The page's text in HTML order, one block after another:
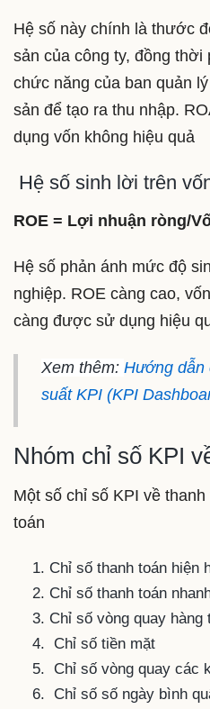
Hệ số này chính là thước
sản của công ty, đồng thời
chức năng của ban quản
sản để tạo ra thu nhập.
dụng vốn không hiệu quả
Hệ số sinh lời trên
ROE = Lợi nhuận ròng/
Hệ số phản ánh mức độ
nghiệp. ROE càng cao,
càng được sử dụng hiệu
Xem thêm: Hướng dẫn
suất KPI (KPI
Nhóm chỉ số KPI
Một số chỉ số KPI về
toán
Chỉ số thanh toán hiện
Chỉ số thanh toán
Chỉ số vòng quay hàng
Chỉ số tiền mặt
Chỉ số vòng quay các
Chỉ số số ngày bình